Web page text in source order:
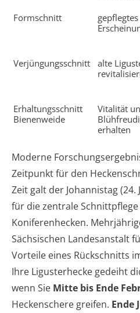
Formschnitt
gepflegtes
Verjüngungsschnitt
alte
Erhaltungsschnitt
Bienenweide
Vitalität
erhalten
Moderne
Zeitpunkt für den
Zeit galt der Johannistag
für die zentrale
Koniferenhecken.
Sächsischen Landesanstalt
Vorteile eines Rückschnitts
Ihre Ligusterhecke gedeiht
wenn Sie Mitte bis Ende
Heckenschere greifen. Ende